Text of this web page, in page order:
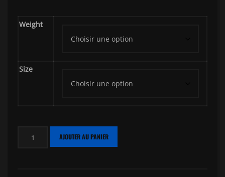
79,00 €
Weight
Size
AJOUTER AU PANIER